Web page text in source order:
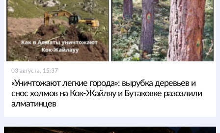
03 августа, 15:37
«Уничтожают легкие города»: вырубка деревьев и
снос холмов на Кок-Жайляу и Бутаковке разозлили
алматинцев